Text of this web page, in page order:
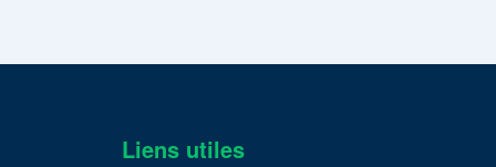
Liens utiles